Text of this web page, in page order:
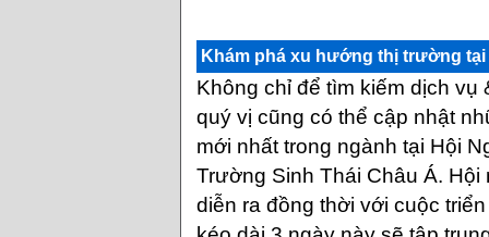
Khám phá xu hướng thị trường
Không chỉ để tìm kiếm dịch vụ
quý vị cũng có thể cập nhật
mới nhất trong ngành tại Hội
Trường Sinh Thái Châu Á. Hội
diễn ra đồng thời với cuộc